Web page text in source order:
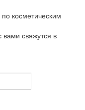
косметическим
свяжутся в